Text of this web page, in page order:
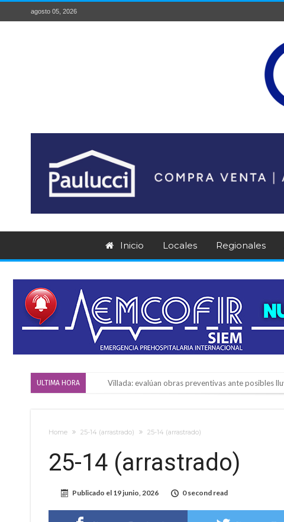
agosto 05, 2026
Inicio Locales Regionales
ULTIMA HORA Villada: evalúan obras preventivas ante posibles
Comienza una mesa de lectura sobre literatura
Home 25-14 (arrastrado) 25-14 (arrastrado)
25-14 (arrastrado)
Publicado el 19 junio, 2026 0 second read